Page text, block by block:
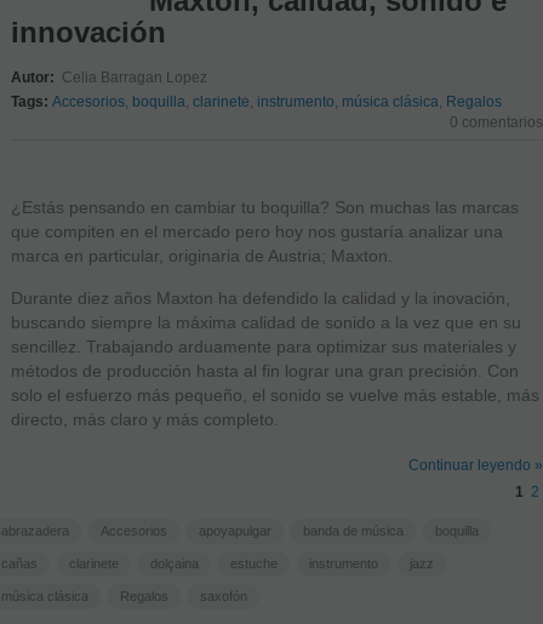
innovación
Autor: Celia Barragan Lopez
Tags: Accesorios, boquilla clarinete instrumento música clásica Regalos
0 comentarios
¿Estás pensando en cambiar tu boquilla? Son muchas las marcas
que compiten en el mercado pero hoy nos gustaría analizar una
marca en particular, originaria de Austria; Maxton.
Durante diez años Maxton ha defendido la calidad y la inovación,
buscando siempre la máxima calidad de sonido a la vez que en su
sencillez. Trabajando arduamente para optimizar sus materiales y
métodos de producción hasta al fin lograr una gran precisión. Con
solo el esfuerzo más pequeño, el sonido se vuelve más estable, más
directo, más claro y más completo.
Continuar leyendo »
1
2
abrazadera Accesorios apoyapulgar banda de música boquilla
cañas clarinete dolçaina estuche instrumento jazz
música clásica Regalos saxofón